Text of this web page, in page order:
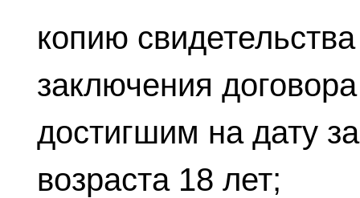
копию
заключения
достигшим на дату
возраста 18 лет;